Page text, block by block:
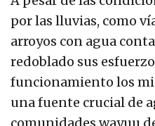
por las lluvias, como
arroyos con agua
redoblado sus
funcionamiento los
una fuente crucial de